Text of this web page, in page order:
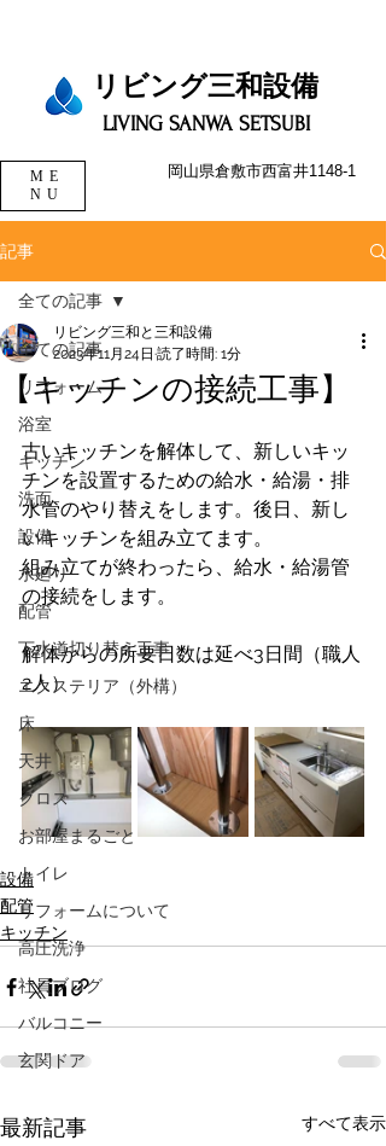
リビング三和設備​​​
LIVING SANWA SETSUBI
ME
NU
岡山県倉敷市西富井1148-1
記事
全ての記事
リフォーム
浴室
キッチン
洗面
設備
水廻り
配管
下水道切り替え工事
エクステリア（外構）
床
天井
クロス
お部屋まるごと
トイレ
リフォームについて
高圧洗浄
社員ブログ
バルコニー
玄関ドア
全ての記事
【キッチンの接続工事】
リビング三和と三和設備
2023年11月24日 読了時間: 1分
古いキッチンを解体して、新しいキッ
チンを設置するための給水・給湯・排
水管のやり替えをします。後日、新し
いキッチンを組み立てます。
組み立てが終わったら、給水・給湯管
の接続をします。
解体からの所要日数は延べ3日間（職人
2人）
設備
配管
キッチン
最新記事 すべて表示